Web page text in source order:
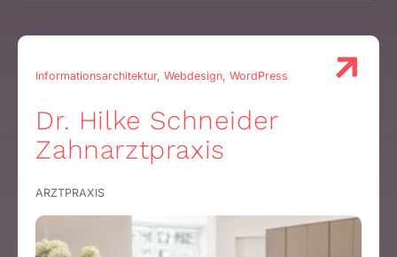
Informationsarchitektur, Webdesign, WordPress
Dr. Hilke Schneider
Zahnarztpraxis
ARZTPRAXIS